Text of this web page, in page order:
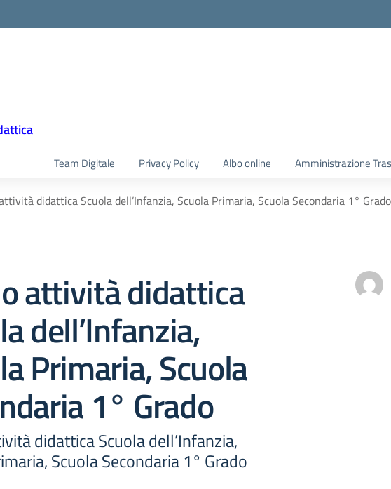
Team Digitale Privacy Policy Albo online Amministrazione
didattica Scuola dell’Infanzia, Scuola Primaria, Scuola Secondaria 1° Grado
attività didattica
dell’Infanzia,
Primaria, Scuola
1° Grado
didattica Scuola dell’Infanzia,
Scuola Secondaria 1° Grado